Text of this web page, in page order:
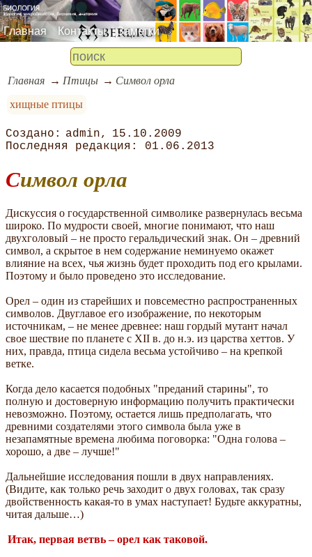
Главная Контакты Заметки
Главная Птицы
Символ орла
хищные птицы
admin
15.10.2009
01.06.2013
Символ орла
Дискуссия о государственной символике развернулась весьма
широко. По мудрости своей, многие понимают, что наш
двухголовый – не просто геральдический знак. Он – древний
символ, а скрытое в нем содержание неминуемо окажет
влияние на всех, чья жизнь будет проходить под его крылами.
Поэтому и было проведено это исследование.
Орел – один из старейших и повсеместно распространенных
символов. Двуглавое его изображение, по некоторым
источникам, – не менее древнее: наш гордый мутант начал
свое шествие по планете с XII в. до н.э. из царства хеттов. У
них, правда, птица сидела весьма устойчиво – на крепкой
ветке.
Когда дело касается подобных "преданий старины", то
полную и достоверную информацию получить практически
невозможно. Поэтому, остается лишь предполагать, что
древними создателями этого символа была уже в
незапамятные времена любима поговорка: "Одна голова –
хорошо, а две – лучше!"
Дальнейшие исследования пошли в двух направлениях.
(Видите, как только речь заходит о двух головах, так сразу
двойственность какая-то в умах наступает! Будьте аккуратны,
читая дальше…)
Итак, первая ветвь – орел как таковой.